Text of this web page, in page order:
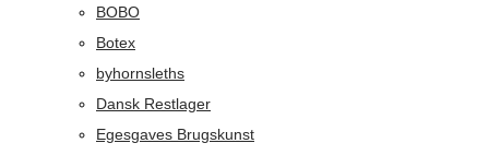
BOBO
Botex
byhornsleths
Dansk Restlager
Egesgaves Brugskunst